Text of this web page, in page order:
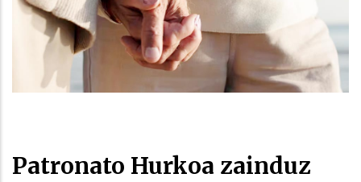
Patronato Hurkoa zainduz